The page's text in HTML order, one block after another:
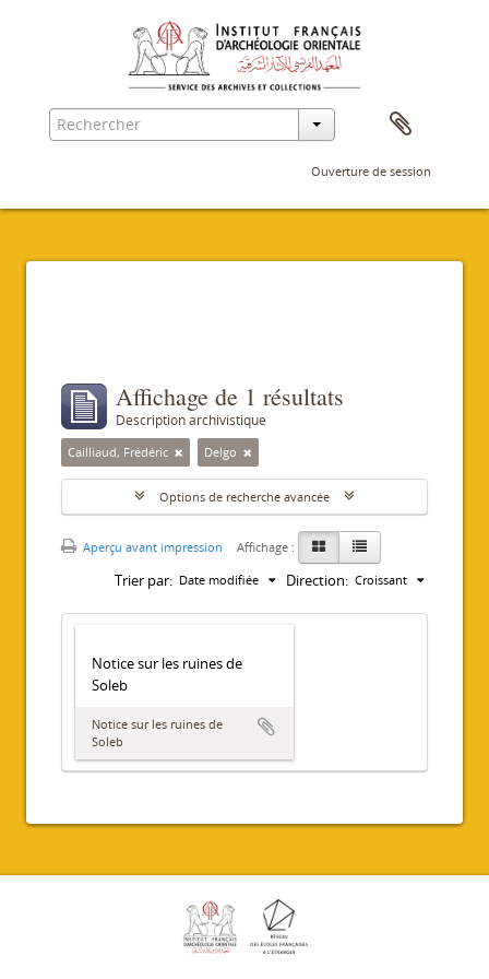
Ouverture de session
Affichage de 1 résultats
Description archivistique
Cailliaud, Frédéric Delgo
Options de recherche avancée
Aperçu avant impression Affichage :
Trier par: Date modifiée Direction: Croissant
Notice sur les ruines de
Soleb
Notice sur les ruines de
Soleb